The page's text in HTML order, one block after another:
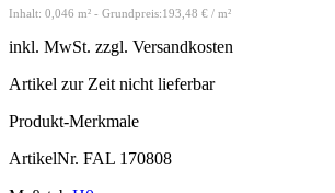
Inhalt: 0,046 m² - Grundpreis:193,48 € / m²
inkl. MwSt. zzgl. Versandkosten
Artikel zur Zeit nicht lieferbar
Produkt-Merkmale
ArtikelNr. FAL 170808